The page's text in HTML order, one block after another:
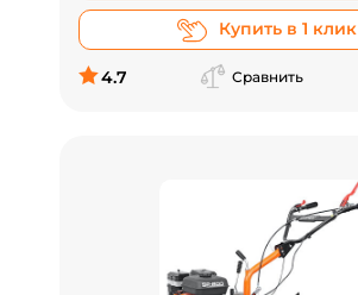
Купить в 1 клик
4.7 Сравнить